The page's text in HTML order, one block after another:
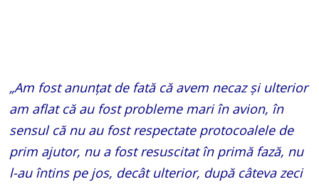
„Am fost anunțat de fată că avem necaz și ulterior
am aflat că au fost probleme mari în avion, în
sensul că nu au fost respectate protocoalele de
prim ajutor, nu a fost resuscitat în primă fază, nu
l-au întins pe jos, decât ulterior, după câteva zeci